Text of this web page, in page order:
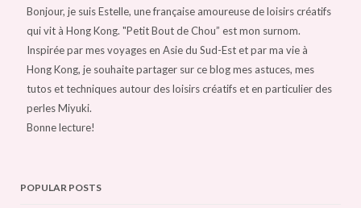
Bonjour, je suis Estelle, une française amoureuse de loisirs créatifs
qui vit à Hong Kong. "Petit Bout de Chou” est mon surnom.
Inspirée par mes voyages en Asie du Sud-Est et par ma vie à
Hong Kong, je souhaite partager sur ce blog mes astuces, mes
tutos et techniques autour des loisirs créatifs et en particulier des
perles Miyuki.
Bonne lecture!
POPULAR POSTS